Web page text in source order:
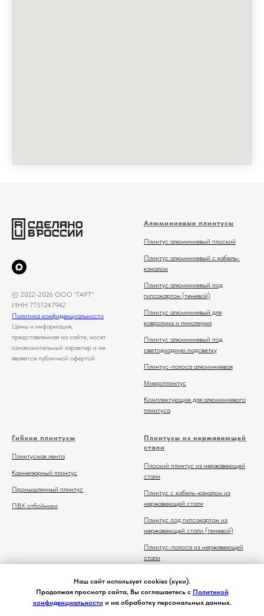
Наш сайт использует cookies (куки).
Продолжая просмотр сайта, Вы соглашаетесь с Политикой
конфиденциальности и на обработку персональных данных.
© 2022-2026 ООО "ГАРТ"
ИНН 7751247942
Политика конфиденциальности
Цены и информация,
представленная на сайте, носят
ознакомительный характер и не
является публичной офертой
Алюминиевые плинтусы
Плинтус алюминиевый плоский
Плинтус алюминиевый с кабель-
каналом
Плинтус алюминиевый под
гипсокартон (теневой)
Плинтус алюминиевый для
ковролина и линолеума
Плинтус алюминиевый под
светодиодную подсветку
Плинтус-полоса алюминиевая
Микроплинтус
Комплектующие для алюминиевого
плинтуса
Гибкие плинтусы
Плинтусная лента
Каннелюрный плинтус
Промышленный плинтус
ПВХ отбойники
Плинтусы из нержавеющей
стали
Плоский плинтус из нержавеющей
стали
Плинтус с кабель-каналом из
нержавеющей стали
Плинтус под гипсокартон из
нержавеющей стали (теневой)
Плинтус-полоса из нержавеющей
стали
нержавеющей стали